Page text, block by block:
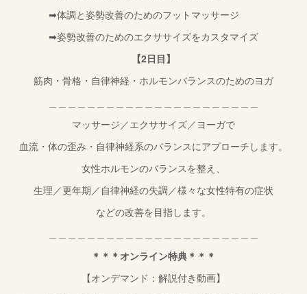
➡︎体調と姿勢改善のためのフットマッサージ
➡︎姿勢改善のためのエクササイズをカスタマイズ
【2日目】
筋肉・骨格・自律神経・ホルモンバランスのためのヨガ
マッサージ／エクササイズ／ヨーガで
血流・体の歪み・自律神経系のバランスにアプローチします。
女性ホルモンのバランスを整え、
生理／更年期／自律神経の失調／様々な女性特有の症状
などの改善を目指します。
＊＊＊オンライン特典＊＊＊
【オンデマンド：解説付き動画】